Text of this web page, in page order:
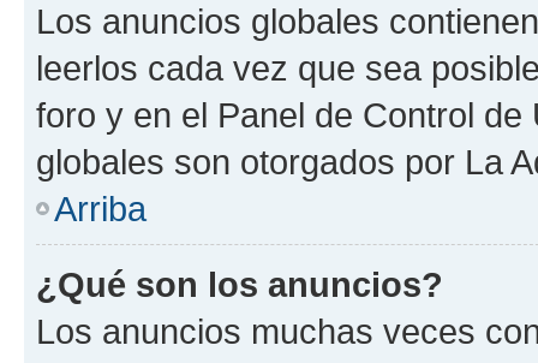
Los anuncios globales
leerlos cada vez que sea
foro y en el Panel de Control
globales son otorgados por La
Arriba
¿Qué son los anuncios?
Los anuncios muchas veces